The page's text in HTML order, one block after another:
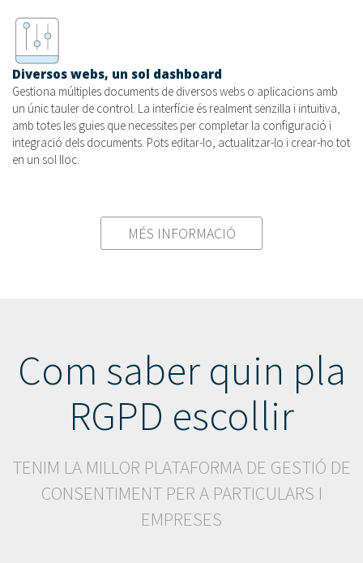
Diversos webs, un sol dashboard
Gestiona múltiples documents de diversos webs o aplicacions amb
un únic tauler de control. La interfície és realment senzilla i intuïtiva,
amb totes les guies que necessites per completar la configuració i
integració dels documents. Pots editar-lo, actualitzar-lo i crear-ho tot
en un sol lloc.
MÉS INFORMACIÓ
Com saber quin pla
RGPD escollir
TENIM LA MILLOR PLATAFORMA DE GESTIÓ DE
CONSENTIMENT PER A PARTICULARS I
EMPRESES